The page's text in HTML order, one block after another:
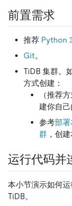
前置需求
推荐 Python
Git。
TiDB 集群。
方式创建：
（推荐
建你自己
参考部
群 ，创
运行代码并
本小节演示如何
TiDB。